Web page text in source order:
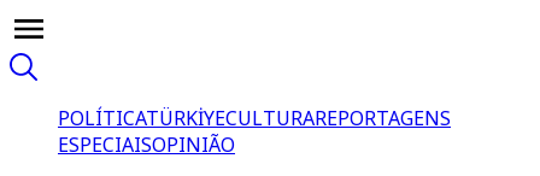
POLÍTICATÜRKİYECULTURAREPORTAGENS
ESPECIAISOPINIÃO